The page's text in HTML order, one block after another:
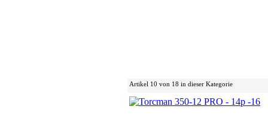
Artikel 10 von 18 in dieser Kategorie